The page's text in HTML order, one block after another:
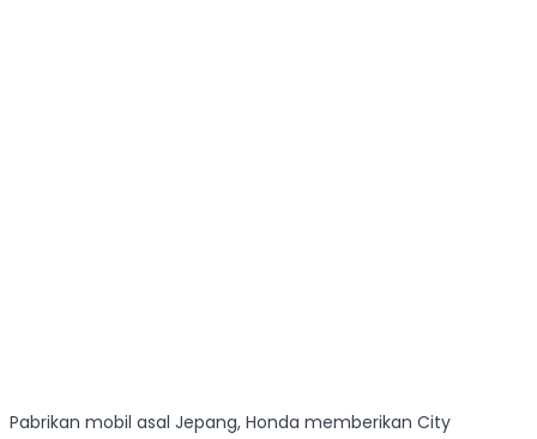
Pabrikan mobil asal Jepang, Honda memberikan City